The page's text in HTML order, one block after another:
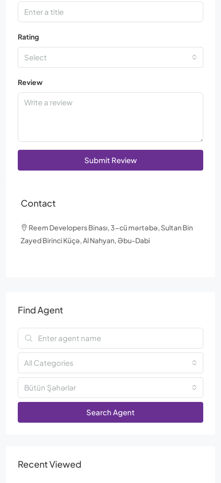
Rating
Select
Review
Submit Review
Contact
Reem Developers Binası, 3-cü mərtəbə, Sultan Bin
Zayed Birinci Küçə, Al Nahyan, Əbu-Dabi
Find Agent
All Categories
Bütün Şəhərlər
Search Agent
Recent Viewed